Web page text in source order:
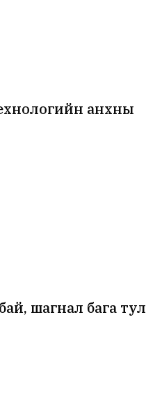
анхны
шагнал бага тул